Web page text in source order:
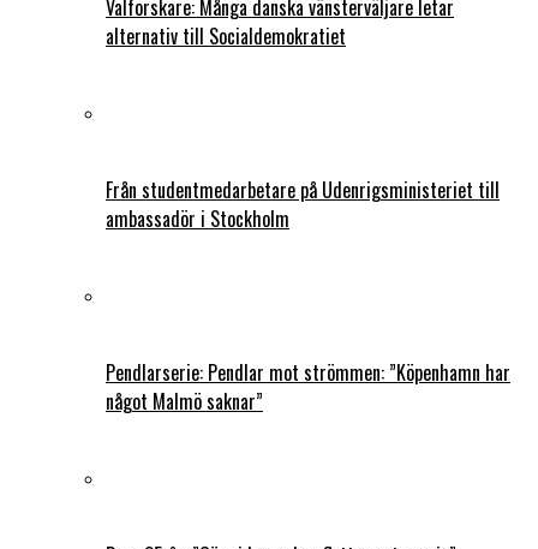
Valforskare: Många danska vänsterväljare letar
alternativ till Socialdemokratiet
Från studentmedarbetare på Udenrigsministeriet till
ambassadör i Stockholm
Pendlarserie: Pendlar mot strömmen: ”Köpenhamn har
något Malmö saknar”